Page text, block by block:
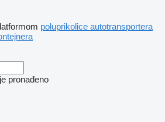
poluprikolice autotransportera
pronađeno